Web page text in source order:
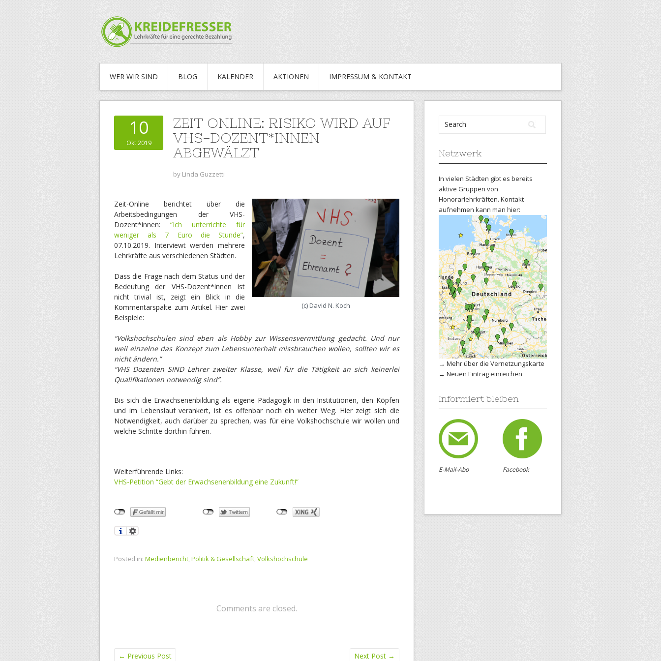
WER WIR SIND BLOG KALENDER AKTIONEN IMPRESSUM & KONTAKT
10
Okt 2019
ZEIT ONLINE: RISIKO WIRD AUF
VHS-DOZENT*INNEN
ABGEWÄLZT
by Linda Guzzetti
(c) David N. Koch
Zeit-Online berichtet über die
Arbeitsbedingungen der VHS-
Dozent*innen: “Ich unterrichte für
weniger als 7 Euro die Stunde”,
07.10.2019. Interviewt werden mehrere
Lehrkräfte aus verschiedenen Städten.
Dass die Frage nach dem Status und der
Bedeutung der VHS-Dozent*innen ist
nicht trivial ist, zeigt ein Blick in die
Kommentarspalte zum Artikel. Hier zwei
Beispiele:
“Volkshochschulen sind eben als Hobby zur Wissensvermittlung gedacht. Und nur
weil einzelne das Konzept zum Lebensunterhalt missbrauchen wollen, sollten wir es
nicht ändern.”
“VHS Dozenten SIND Lehrer zweiter Klasse, weil für die Tätigkeit an sich keinerlei
Qualifikationen notwendig sind”.
Bis sich die Erwachsenenbildung als eigene Pädagogik in den Institutionen, den Köpfen
und im Lebenslauf verankert, ist es offenbar noch ein weiter Weg. Hier zeigt sich die
Notwendigkeit, auch darüber zu sprechen, was für eine Volkshochschule wir wollen und
welche Schritte dorthin führen.
Weiterführende Links:
VHS-Petition “Gebt der Erwachsenenbildung eine Zukunft!”
Posted in: Medienbericht,Politik & Gesellschaft,Volkshochschule
Comments are closed.
← Previous Post Next Post →
Netzwerk
In vielen Städten gibt es bereits
aktive Gruppen von
Honorarlehrkräften. Kontakt
aufnehmen kann man hier:
→ Mehr über die Vernetzungskarte
→ Neuen Eintrag einreichen
Informiert bleiben
E-Mail-Abo Facebook